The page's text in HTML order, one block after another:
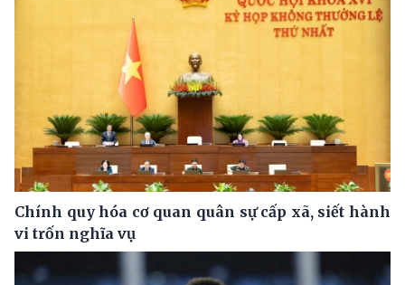
Chính quy hóa cơ quan quân sự cấp xã, siết hành
vi trốn nghĩa vụ